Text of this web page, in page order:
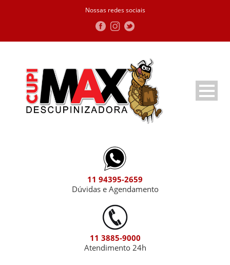
Nossas redes sociais
11 94395-2659
Dúvidas e Agendamento
11 3885-9000
Atendimento 24h